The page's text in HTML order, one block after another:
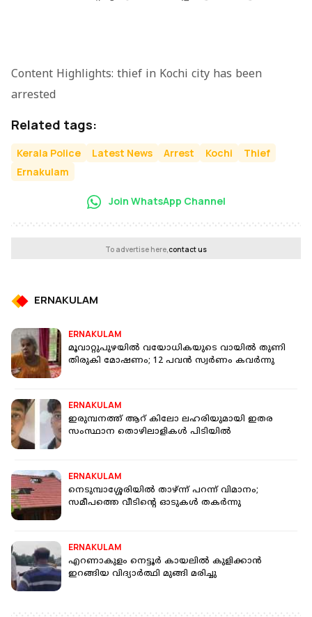
Content Highlights: thief in Kochi city has been
arrested
Related tags:
Kerala Police Latest News Arrest Kochi
Thief
Ernakulam
Join WhatsApp Channel
To advertise here,contact us
ERNAKULAM
ERNAKULAM
മൂവാറ്റുപുഴയിൽ വയോധികയുടെ വായിൽ തുണി
തിരുകി മോഷണം; 12 പവൻ സ്വർണം കവർന്നു
ERNAKULAM
ഇരുമ്പനത്ത് ആറ് കിലോ ലഹരിയുമായി ഇതര
സംസ്ഥാന തൊഴിലാളികള്‍ പിടിയില്‍
ERNAKULAM
നെടുമ്പാശ്ശേരിയിൽ താഴ്ന്ന് പറന്ന് വിമാനം;
സമീപത്തെ വീടിന്റെ ഓടുകള്‍ തകര്‍ന്നു
ERNAKULAM
എറണാകുളം നെട്ടൂ‍ർ കായലിൽ കുളിക്കാൻ
ഇറങ്ങിയ വിദ്യാർത്ഥി മുങ്ങി മരിച്ചു